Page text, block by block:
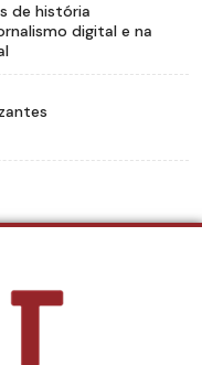
de história
digital e na